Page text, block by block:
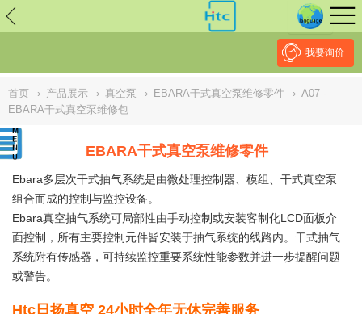
// replaced by scott on 2026/7/20 reason: high risk: Unsafe
Implementation Of Subresource Integrity /**/ // ------------------------------
我要询价
首页 › 产品展示 › 真空泵 › EBARA干式真空泵维修零件 › A07 -
EBARA干式真空泵维修包
EBARA干式真空泵维修零件
Ebara多层次干式抽气系统是由微处理控制器、模组、干式真空泵
组合而成的控制与监控设备。
Ebara真空抽气系统可局部性由手动控制或安装客制化LCD面板介
面控制，所有主要控制元件皆安装于抽气系统的线路内。干式抽气
系统附有传感器，可持续监控重要系统性能参数并进一步提醒问题
或警告。
Htc日扬真空 24小时全年无休完善服务